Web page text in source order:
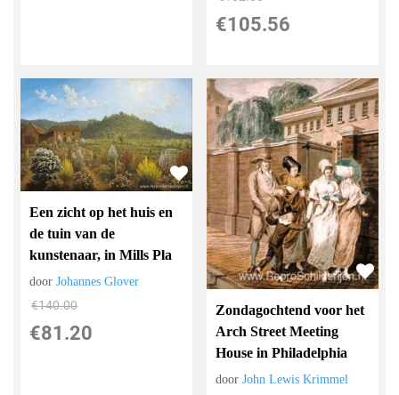
€105.56
Een zicht op het huis en
de tuin van de
kunstenaar, in Mills Pla
doorJohannes Glover
€140.00
€81.20
Zondagochtend voor het
Arch Street Meeting
House in Philadelphia
doorJohn Lewis Krimmel